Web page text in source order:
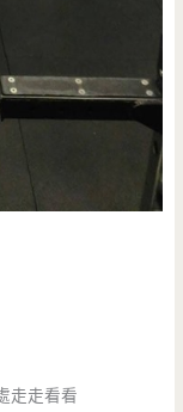
走走看看